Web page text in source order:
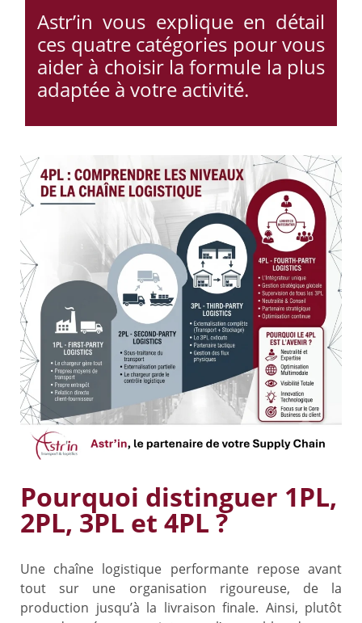
Astr’in vous explique en détail
ces quatre catégories pour vous
aider à choisir la formule la plus
adaptée à votre activité.
Pourquoi distinguer 1PL,
2PL, 3PL et 4PL ?
Une chaîne logistique performante repose avant
tout sur une organisation rigoureuse, de la
production jusqu’à la livraison finale. Ainsi, plutôt